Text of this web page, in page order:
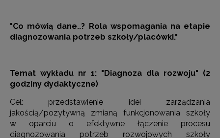
"Co mówią dane..? Rola wspomagania na etapie
diagnozowania potrzeb szkoły/placówki."
Temat wykładu nr 1: "Diagnoza dla rozwoju" (2
godziny dydaktyczne)
Cel: przedstawienie idei zarządzania
jakością/pozytywną zmianą funkcjonowania szkoły
w oparciu o efektywne łączenie procesu
diagnozowania potrzeb rozwojowych szkoły